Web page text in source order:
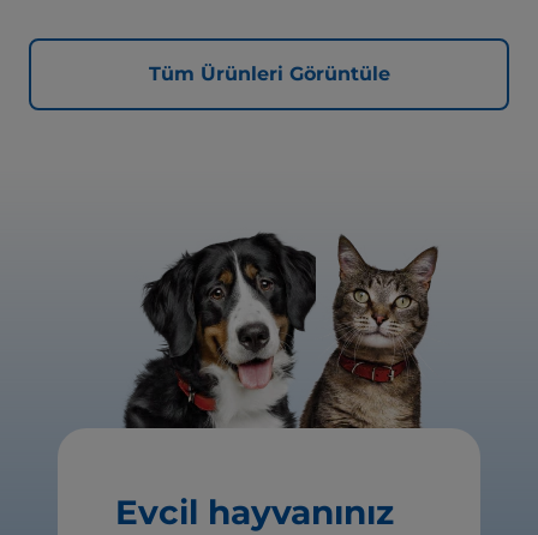
Tüm Ürünleri Görüntüle
Evcil hayvanınız